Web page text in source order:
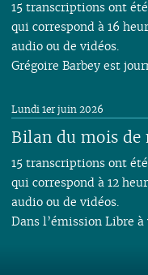
15 transcriptions ont
qui correspond à 16
audio ou de vidéos.
Grégoire Barbey est
Bilan du mois de
Lundi 1er juin 2026
15 transcriptions ont
qui correspond à 12
audio ou de vidéos.
Dans l’émission Libre